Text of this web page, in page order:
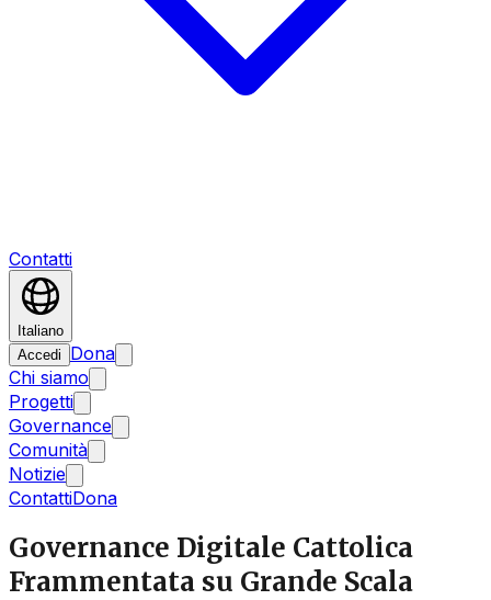
Contatti
Italiano
Accedi
Dona
Chi siamo
Progetti
Governance
Comunità
Notizie
ContattiDona
Governance Digitale Cattolica
Frammentata su Grande Scala